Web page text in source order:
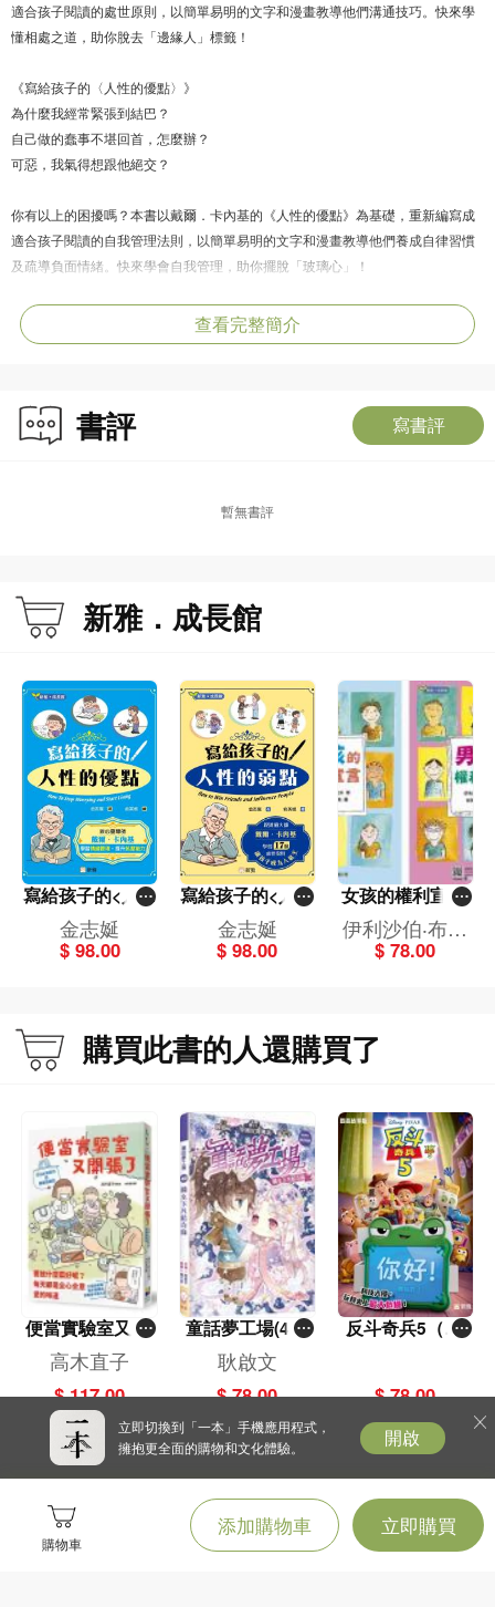
購物車
添加購物車 立即購買
適合孩子閱讀的處世原則，以簡單易明的文字和漫畫教導他們溝通技巧。快來學
懂相處之道，助你脫去「邊緣人」標籤！
《寫給孩子的〈人性的優點〉》
為什麼我經常緊張到結巴？
自己做的蠢事不堪回首，怎麼辦？
可惡，我氣得想跟他絕交？
你有以上的困擾嗎？本書以戴爾．卡內基的《人性的優點》為基礎，重新編寫成
適合孩子閱讀的自我管理法則，以簡單易明的文字和漫畫教導他們養成自律習慣
及疏導負面情緒。快來學會自我管理，助你擺脫「玻璃心」！
查看完整簡介
書評 寫書評
暫無書評
新雅．成長館
寫給孩子的<人性
的優點>[新雅．
成長館]
金志娫
$ 98.00
寫給孩子的<人性
的弱點>[新雅．
成長館]
金志娫
$ 98.00
女孩的權利宣言/
男孩的權利宣言
〔新雅·成長館〕
伊利沙伯‧布拉
米
$ 78.00
購買此書的人還購買了
便當實驗室又開
張了——日日和
特別日的菜單挑
戰記
高木直子
$ 117.00
童話夢工場(40)
——織女下凡結
奇緣
耿啟文
$ 78.00
反斗奇兵5（圖
$ 78.00
立即切換到「一本」手機應用程式，
擁抱更全面的購物和文化體驗。
開啟